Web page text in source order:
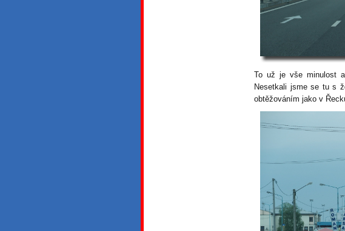
To už je vše minulost
Nesetkali jsme se tu s
obtěžováním jako v